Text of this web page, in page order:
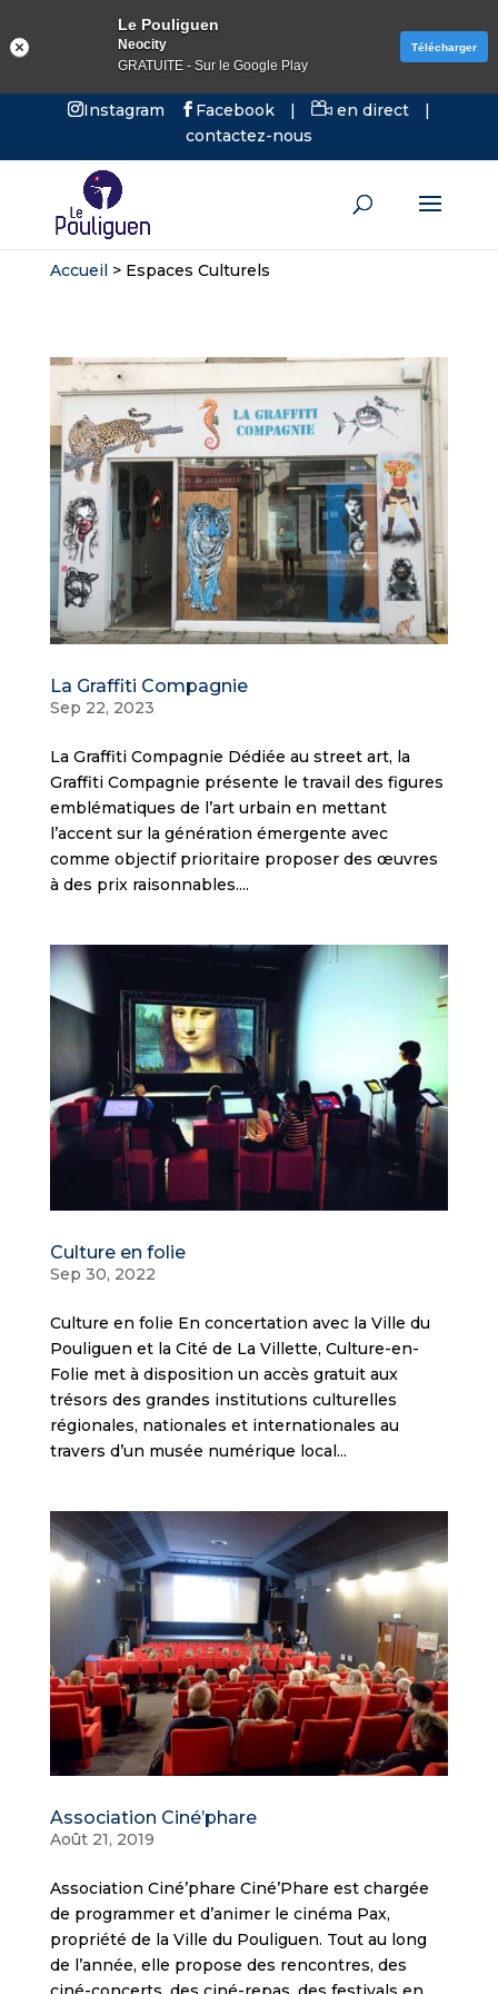
Instagram Facebook | en direct
|
contactez-nous
Accueil> Espaces Culturels
La Graffiti Compagnie
Sep 22, 2023
La Graffiti Compagnie Dédiée au street art, la
Graffiti Compagnie présente le travail des figures
emblématiques de l’art urbain en mettant
l’accent sur la génération émergente avec
comme objectif prioritaire proposer des œuvres
à des prix raisonnables....
Culture en folie
Sep 30, 2022
Culture en folie En concertation avec la Ville du
Pouliguen et la Cité de La Villette, Culture-en-
Folie met à disposition un accès gratuit aux
trésors des grandes institutions culturelles
régionales, nationales et internationales au
travers d’un musée numérique local...
Association Ciné’phare
Août 21, 2019
Association Ciné’phare Ciné’Phare est chargée
de programmer et d’animer le cinéma Pax,
propriété de la Ville du Pouliguen. Tout au long
de l’année, elle propose des rencontres, des
Le Pouliguen
Neocity
GRATUITE - Sur le Google Play
Télécharger